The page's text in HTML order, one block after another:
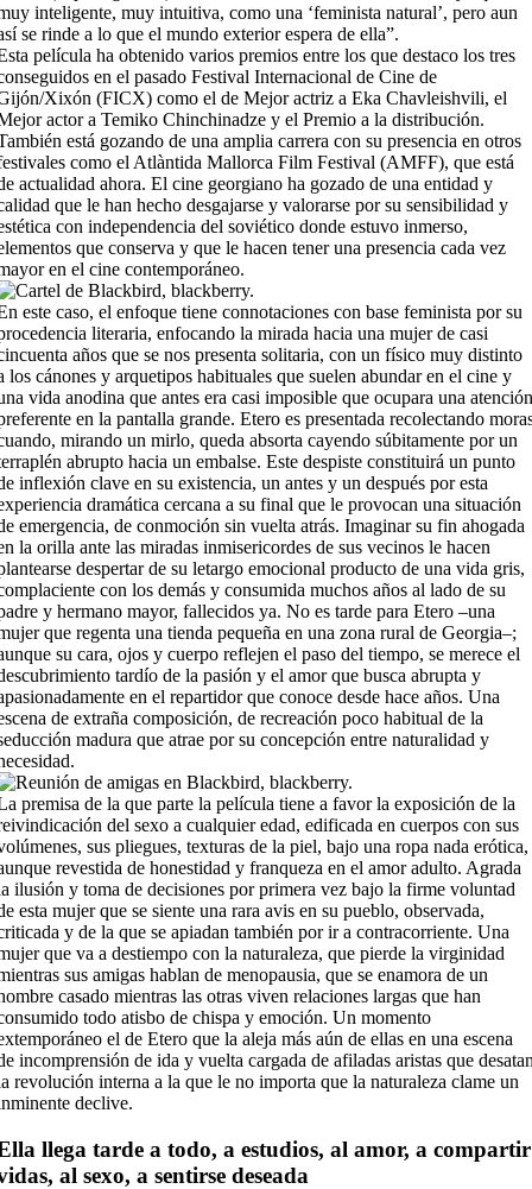
inteligente, muy intuitiva, como una ‘feminista natural’, pero aun
se rinde a lo que el mundo exterior espera de ella”.
película ha obtenido varios premios entre los que destaco los tres
en el pasado Festival Internacional de Cine de
Xixón (FICX) como el de Mejor actriz a Eka Chavleishvili, el
actor a Temiko Chinchinadze y el Premio a la distribución.
está gozando de una amplia carrera con su presencia en otros
como el Atlàntida Mallorca Film Festival (AMFF), que está
actualidad ahora. El cine georgiano ha gozado de una entidad y
que le han hecho desgajarse y valorarse por su sensibilidad y
con independencia del soviético donde estuvo inmerso,
que conserva y que le hacen tener una presencia cada vez
en el cine contemporáneo.
este caso, el enfoque tiene connotaciones con base feminista por su
literaria, enfocando la mirada hacia una mujer de casi
años que se nos presenta solitaria, con un físico muy distinto
los cánones y arquetipos habituales que suelen abundar en el cine y
vida anodina que antes era casi imposible que ocupara una
en la pantalla grande. Etero es presentada recolectando
mirando un mirlo, queda absorta cayendo súbitamente por un
abrupto hacia un embalse. Este despiste constituirá un punto
inflexión clave en su existencia, un antes y un después por esta
dramática cercana a su final que le provocan una situación
emergencia, de conmoción sin vuelta atrás. Imaginar su fin ahogada
la orilla ante las miradas inmisericordes de sus vecinos le hacen
despertar de su letargo emocional producto de una vida gris,
con los demás y consumida muchos años al lado de su
y hermano mayor, fallecidos ya. No es tarde para Etero –una
que regenta una tienda pequeña en una zona rural de Georgia–;
su cara, ojos y cuerpo reflejen el paso del tiempo, se merece el
tardío de la pasión y el amor que busca abrupta y
en el repartidor que conoce desde hace años. Una
de extraña composición, de recreación poco habitual de la
madura que atrae por su concepción entre naturalidad y
premisa de la que parte la película tiene a favor la exposición de la
del sexo a cualquier edad, edificada en cuerpos con sus
sus pliegues, texturas de la piel, bajo una ropa nada erótica,
revestida de honestidad y franqueza en el amor adulto. Agrada
ilusión y toma de decisiones por primera vez bajo la firme voluntad
esta mujer que se siente una rara avis en su pueblo, observada,
y de la que se apiadan también por ir a contracorriente. Una
que va a destiempo con la naturaleza, que pierde la virginidad
sus amigas hablan de menopausia, que se enamora de un
casado mientras las otras viven relaciones largas que han
todo atisbo de chispa y emoción. Un momento
el de Etero que la aleja más aún de ellas en una escena
incomprensión de ida y vuelta cargada de afiladas aristas que
revolución interna a la que le no importa que la naturaleza clame un
declive.
llega tarde a todo, a estudios, al amor, a compartir
al sexo, a sentirse deseada